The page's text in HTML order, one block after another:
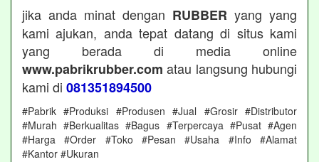
jika anda minat dengan RUBBER yang yang
kami ajukan, anda tepat datang di situs kami
yang berada di media online
www.pabrikrubber.com atau langsung hubungi
kami di 081351894500
#Pabrik #Produksi #Produsen #Jual #Grosir #Distributor
#Murah #Berkualitas #Bagus #Terpercaya #Pusat #Agen
#Harga #Order #Toko #Pesan #Usaha #Info #Alamat
#Kantor #Ukuran